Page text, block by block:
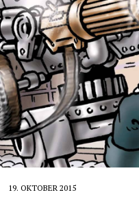
19. OKTOBER 2015